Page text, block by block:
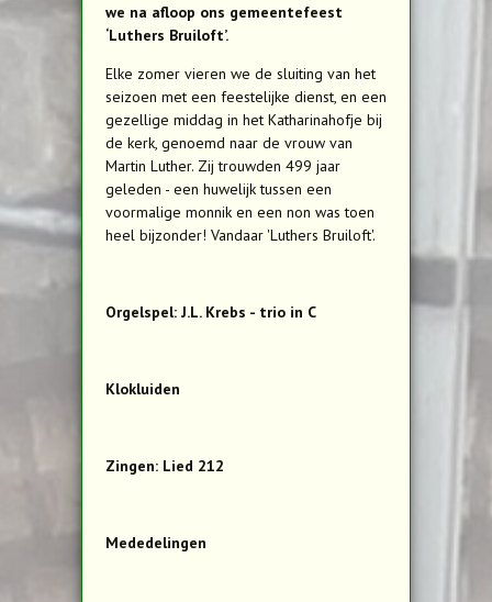
we na afloop ons gemeentefeest
‘Luthers Bruiloft’.
Elke zomer vieren we de sluiting van het
seizoen met een feestelijke dienst, en een
gezellige middag in het Katharinahofje bij
de kerk, genoemd naar de vrouw van
Martin Luther. Zij trouwden 499 jaar
geleden - een huwelijk tussen een
voormalige monnik en een non was toen
heel bijzonder! Vandaar 'Luthers Bruiloft'.
Orgelspel: J.L. Krebs - trio in C
Klokluiden
Zingen: Lied 212
Mededelingen